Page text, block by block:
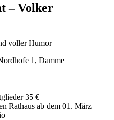
– Volker
voller Humor
1, Damme
35 €
Rathaus ab dem 01. März